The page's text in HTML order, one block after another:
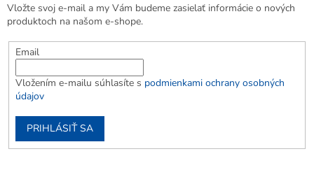
Vložte svoj e-mail a my Vám budeme zasielať informácie o nových
produktoch na našom e-shope.
Email
Vložením e-mailu súhlasíte s podmienkami ochrany osobných
údajov
PRIHLÁSIŤ SA